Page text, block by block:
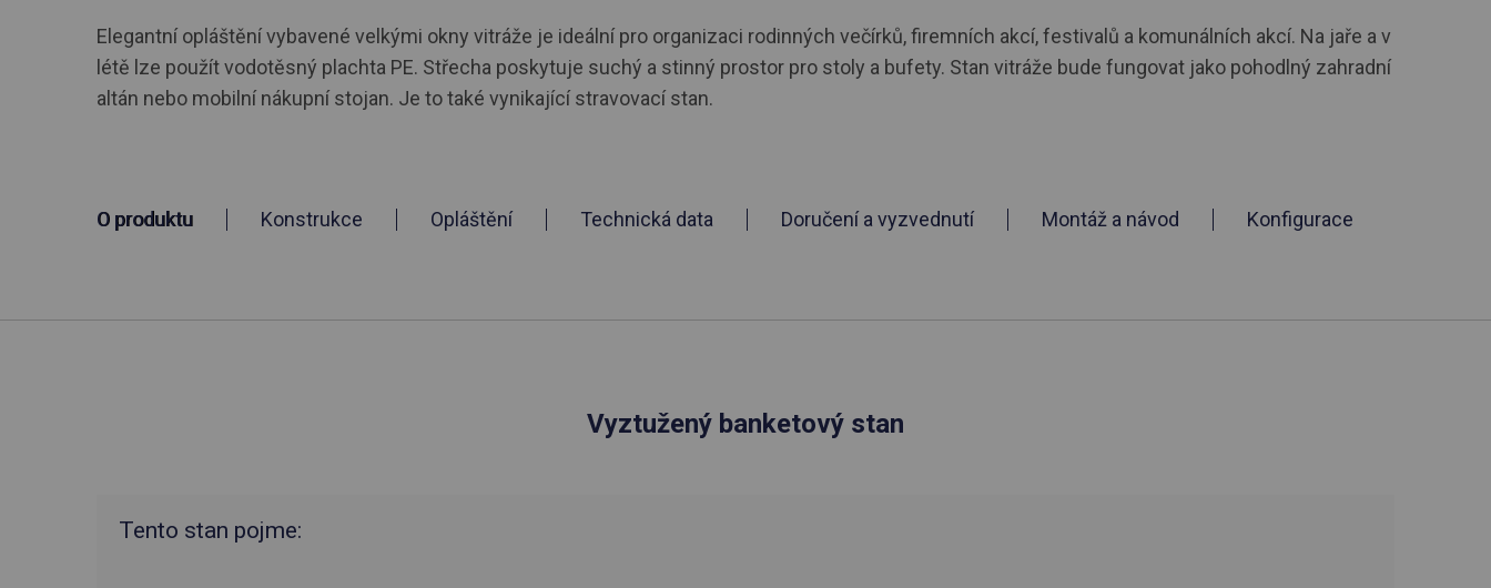
Elegantní opláštění vybavené velkými okny vitráže je ideální pro organizaci rodinných večírků, firemních akcí, festivalů a komunálních akcí. Na jaře a v
létě lze použít vodotěsný plachta PE. Střecha poskytuje suchý a stinný prostor pro stoly a bufety. Stan vitráže bude fungovat jako pohodlný zahradní
altán nebo mobilní nákupní stojan. Je to také vynikající stravovací stan.
O produktu Konstrukce Opláštění Technická data Doručení a vyzvednutí Montáž a návod Konfigurace
Vyztužený banketový stan
Tento stan pojme: